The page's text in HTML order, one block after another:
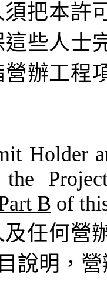
把本許
些人士
營辦工程
Holder
the
B of
及任何營
說明，